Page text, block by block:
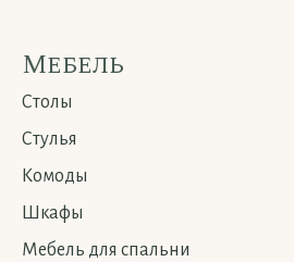
Мебель
Столы
Стулья
Комоды
Шкафы
Мебель для спальни